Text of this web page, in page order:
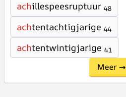
achillespeesruptuur 48
achtentachtigjarige 44
achtentwintigjarige 41
Meer →